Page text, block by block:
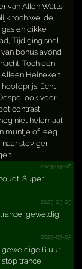
van Allen Watts
toch wel de
gas en dikke
Tijd ging snel
bonus avond
Toch een
Heineken
Echt
ook voor
contrast
niet helemaal
muntje of leeg
steviger,
2023-03-06
Super
2023-03-05
geweldig!
2023-03-05
geweldige 6 uur
stop trance